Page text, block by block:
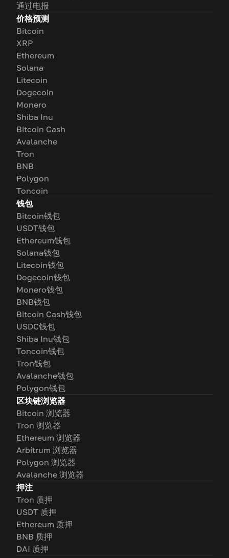
通过电报
价格预测
Bitcoin
XRP
Ethereum
Solana
Litecoin
Dogecoin
Monero
Shiba Inu
Bitcoin Cash
Avalanche
Tron
BNB
Polygon
Toncoin
钱包
Bitcoin钱包
USDT钱包
Ethereum钱包
Solana钱包
Litecoin钱包
Dogecoin钱包
Monero钱包
BNB钱包
Bitcoin Cash钱包
USDC钱包
Shiba Inu钱包
Toncoin钱包
Tron钱包
Avalanche钱包
Polygon钱包
区块链浏览器
Bitcoin 浏览器
Tron 浏览器
Ethereum 浏览器
Arbitrum 浏览器
Polygon 浏览器
Avalanche 浏览器
押注
Tron 质押
USDT 质押
Ethereum 质押
BNB 质押
DAI 质押